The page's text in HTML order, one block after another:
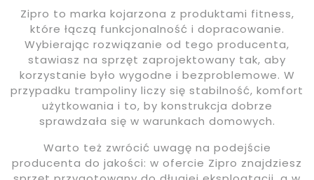
Zipro to marka kojarzona z produktami fitness,
które łączą funkcjonalność i dopracowanie.
Wybierając rozwiązanie od tego producenta,
stawiasz na sprzęt zaprojektowany tak, aby
korzystanie było wygodne i bezproblemowe. W
przypadku trampoliny liczy się stabilność, komfort
użytkowania i to, by konstrukcja dobrze
sprawdzała się w warunkach domowych.
Warto też zwrócić uwagę na podejście
producenta do jakości: w ofercie Zipro znajdziesz